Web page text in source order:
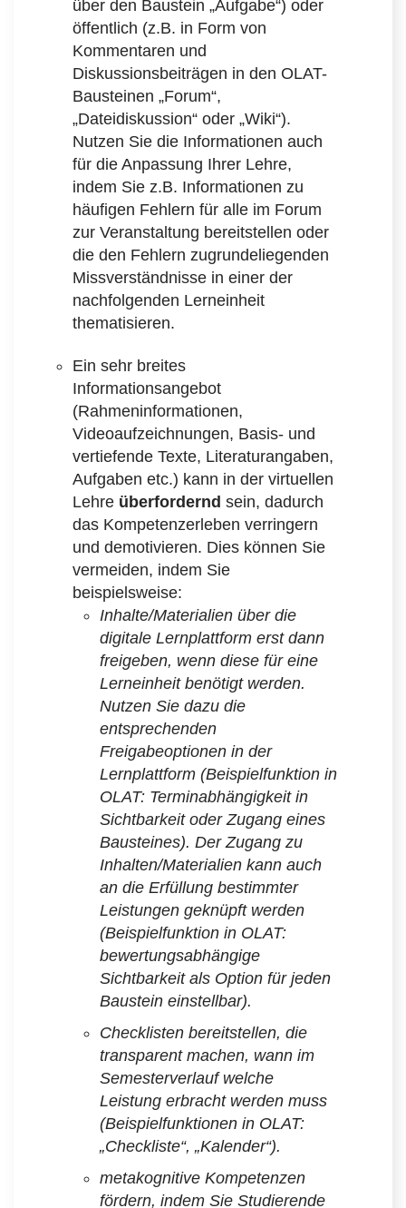
über den Baustein „Aufgabe“) oder
öffentlich (z.B. in Form von
Kommentaren und
Diskussionsbeiträgen in den OLAT-
Bausteinen „Forum“,
„Dateidiskussion“ oder „Wiki“).
Nutzen Sie die Informationen auch
für die Anpassung Ihrer Lehre,
indem Sie z.B. Informationen zu
häufigen Fehlern für alle im Forum
zur Veranstaltung bereitstellen oder
die den Fehlern zugrundeliegenden
Missverständnisse in einer der
nachfolgenden Lerneinheit
thematisieren.
Ein sehr breites
Informationsangebot
(Rahmeninformationen,
Videoaufzeichnungen, Basis- und
vertiefende Texte, Literaturangaben,
Aufgaben etc.) kann in der virtuellen
Lehre überfordernd sein, dadurch
das Kompetenzerleben verringern
und demotivieren. Dies können Sie
vermeiden, indem Sie
beispielsweise:
Inhalte/Materialien über die
digitale Lernplattform erst dann
freigeben, wenn diese für eine
Lerneinheit benötigt werden.
Nutzen Sie dazu die
entsprechenden
Freigabeoptionen in der
Lernplattform (Beispielfunktion in
OLAT: Terminabhängigkeit in
Sichtbarkeit oder Zugang eines
Bausteines). Der Zugang zu
Inhalten/Materialien kann auch
an die Erfüllung bestimmter
Leistungen geknüpft werden
(Beispielfunktion in OLAT:
bewertungsabhängige
Sichtbarkeit als Option für jeden
Baustein einstellbar).
Checklisten bereitstellen, die
transparent machen, wann im
Semesterverlauf welche
Leistung erbracht werden muss
(Beispielfunktionen in OLAT:
„Checkliste“, „Kalender“).
metakognitive Kompetenzen
fördern, indem Sie Studierende